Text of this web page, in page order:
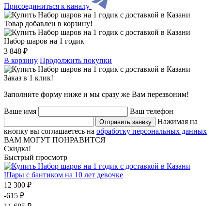
Присоединиться к каналу
Товар добавлен в корзину!
Набор шаров на 1 годик
3 848 ₽
В корзину Продолжить покупки
Заказ в 1 клик!
Заполните форму ниже и мы сразу же Вам перезвоним!
Ваше имя Ваш телефон
Отправить заявку
Нажимая на
кнопку вы соглашаетесь на обработку персональных данных
ВАМ МОГУТ ПОНРАВИТСЯ
Скидка!
Быстрый просмотр
Шары с бантиком на 10 лет девочке
12 300 ₽
-615 ₽